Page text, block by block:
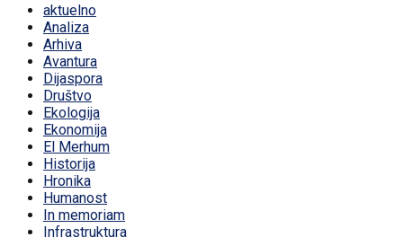
aktuelno
Analiza
Arhiva
Avantura
Dijaspora
Društvo
Ekologija
Ekonomija
El Merhum
Historija
Hronika
Humanost
In memoriam
Infrastruktura